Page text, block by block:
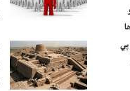
پي